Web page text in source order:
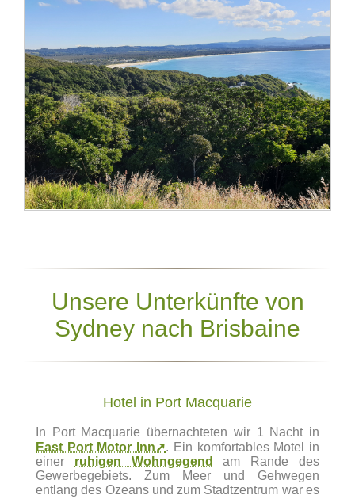
Unsere Unterkünfte von
Sydney nach Brisbaine
Hotel in Port Macquarie
In Port Macquarie übernachteten wir 1 Nacht in
East Port Motor Inn➚. Ein komfortables Motel in
einer ruhigen Wohngegend
am Rande des
Gewerbegebiets. Zum Meer und Gehwegen
entlang des Ozeans und zum Stadtzentrum war es